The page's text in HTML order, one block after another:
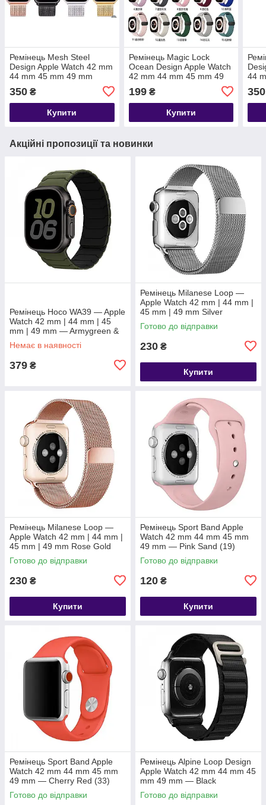
Ремінець Mesh Steel
Design Apple Watch 42 mm
44 mm 45 mm 49 mm
350 ₴
Купити
Ремінець Magic Lock
Ocean Design Apple Watch
42 mm 44 mm 45 mm 49
199₴
Купити
44
350
Акційні пропозиції та новинки
Ремінець Hoco WA39 — Apple
Watch 42 mm | 44 mm | 45
mm | 49 mm — Armygreen &
Black
Немає в наявності
379 ₴
Ремінець Milanese Loop —
Apple Watch 42 mm | 44 mm |
45 mm | 49 mm Silver
Готово до відправки
230 ₴
Купити
Ремінець Milanese Loop —
Apple Watch 42 mm | 44 mm |
45 mm | 49 mm Rose Gold
Готово до відправки
230 ₴
Купити
Ремінець Sport Band Apple
Watch 42 mm 44 mm 45 mm
49 mm — Pink Sand (19)
Готово до відправки
120 ₴
Купити
Ремінець Sport Band Apple
Watch 42 mm 44 mm 45 mm
49 mm — Cherry Red (33)
Готово до відправки
Ремінець Alpine Loop Design
Apple Watch 42 mm 44 mm 45
mm 49 mm — Black
Готово до відправки